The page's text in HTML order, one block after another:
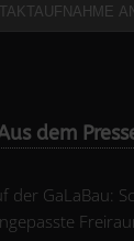
dem
der GaLaBau: